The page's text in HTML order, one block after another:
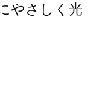
やさしく光